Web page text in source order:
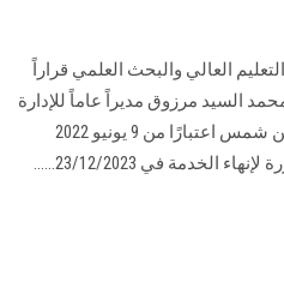
العالي والبحث العلمي قراراً
السيد مرزوق مديراً عاماً للإدارة
العامة للمخازن والعهد بجامعة عين شمس اعتبارًا من 9 يونيو 2022
الخدمة في 23/12/2023......